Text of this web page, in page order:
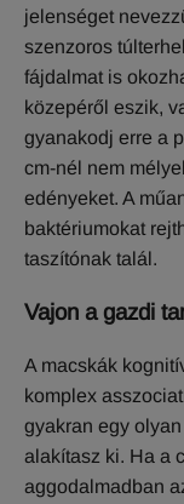
jelenséget
szenzoros
fájdalmat is
közepéről eszik,
gyanakodj erre a
cm-nél nem
edényeket. A
baktériumokat
taszítónak talál.
Vajon a gazdi
A macskák
komplex
gyakran egy
alakítasz ki. Ha a
aggodalmadban